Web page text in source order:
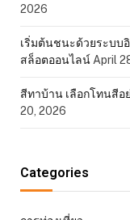
2026
เริ่มต้นชนะด้วยระบบ
สล็อตออนไลน์ April
สีทาบ้าน เลือกโทนสีอ
20, 2026
Categories